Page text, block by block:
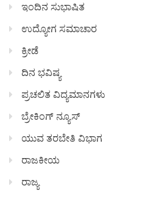
ಇಂದಿನ ಸುಭಾಷಿತ
ಉದ್ಯೋಗ ಸಮಾಚಾರ
ಕ್ರೀಡೆ
ದಿನ ಭವಿಷ್ಯ
ಪ್ರಚಲಿತ ವಿದ್ಯಮಾನಗಳು
ಬ್ರೇಕಿಂಗ್ ನ್ಯೂಸ್
ಯುವ ತರಬೇತಿ ವಿಭಾಗ
ರಾಜಕೀಯ
ರಾಜ್ಯ